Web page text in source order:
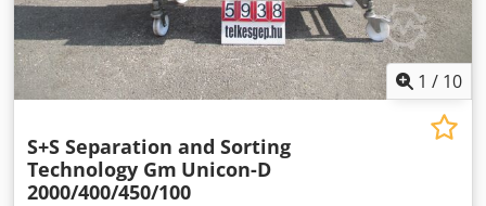
1 / 10
S+S Separation and Sorting
Technology Gm Unicon-D
2000/400/450/100